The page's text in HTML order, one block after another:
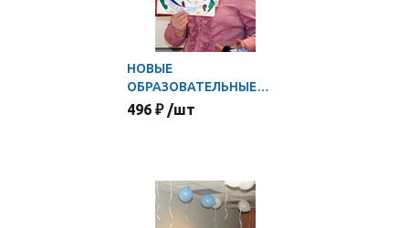
НОВЫЕ
ОБРАЗОВАТЕЛЬНЫЕ
СТАНДАРТЫ:
496 ₽ /шт